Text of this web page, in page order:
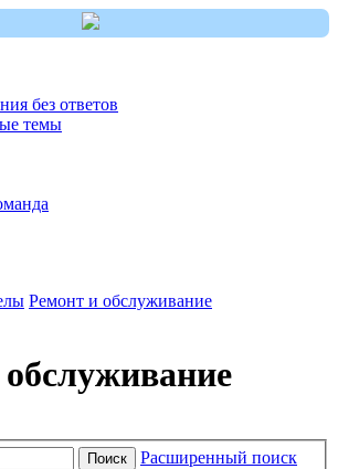
без ответов
темы
Ремонт и обслуживание
Поиск
Расширенный поиск